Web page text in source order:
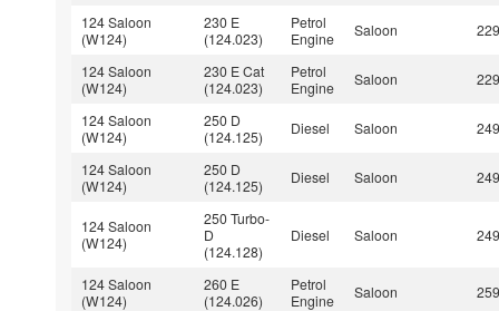
124 Saloon
(W124)
230 E
(124.023)
Petrol
Engine
Saloon
124 Saloon
(W124)
230 E Cat
(124.023)
Petrol
Engine
Saloon
124 Saloon
(W124)
250 D
(124.125)
Diesel Saloon
124 Saloon
(W124)
250 D
(124.125)
Diesel Saloon
124 Saloon
(W124)
250 Turbo-
D
(124.128)
Diesel Saloon
124 Saloon
(W124)
260 E
(124.026)
Petrol
Engine
Saloon